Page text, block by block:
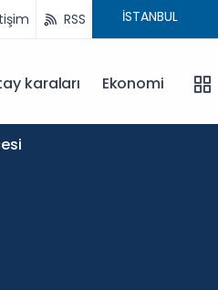
RSS
karaları Ekonomi